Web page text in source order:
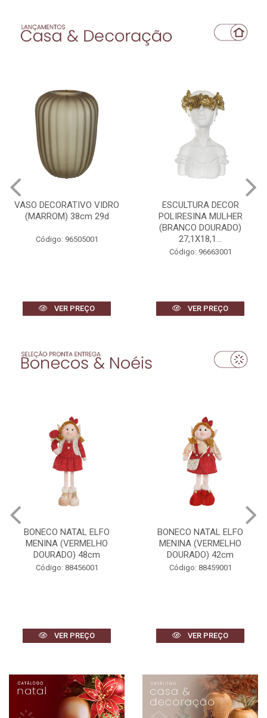
VASO DECORATIVO VIDRO
(MARROM) 38cm 29d
Código: 96505001
VER PREÇO
ESCULTURA DECOR
POLIRESINA MULHER
(BRANCO DOURADO)
27,1X18,1...
Código: 96663001
VER PREÇO
BONECO NATAL ELFO
MENINA (VERMELHO
DOURADO) 48cm
Código: 88456001
VER PREÇO
BONECO NATAL ELFO
MENINA (VERMELHO
DOURADO) 42cm
Código: 88459001
VER PREÇO